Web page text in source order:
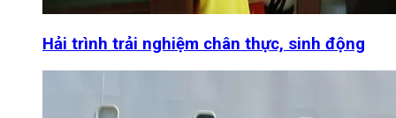
Hải trình trải nghiệm chân thực, sinh động